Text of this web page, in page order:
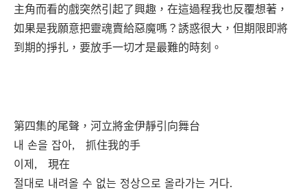
主角而看的戲突然引起了興趣，在這過程我也反覆想著，
如果是我願意把靈魂賣給惡魔嗎？誘惑很大，但期限即將
到期的掙扎，要放手一切才是最難的時刻。
第四集的尾聲，河立將金伊靜引向舞台
내 손을 잡아, 抓住我的手
이제, 現在
절대로 내려올 수 없는 정상으로 올라가는 거다.